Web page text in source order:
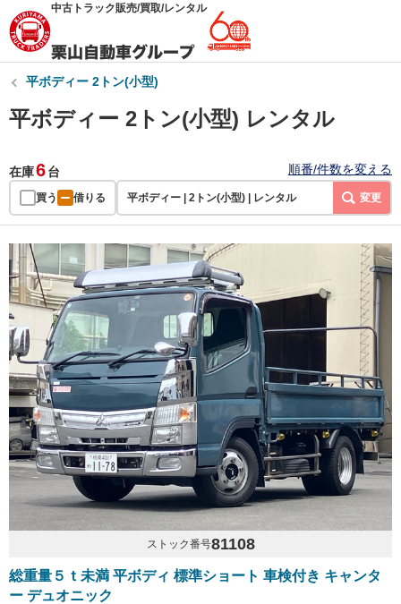
中古トラック販売/買取/レンタル
平ボディー 2トン(小型)
平ボディー 2トン(小型) レンタル
在庫6台 順番/件数を変える
買う 借りる 平ボディー | 2トン(小型) | レンタル 変更
ストック番号81108
総重量５ｔ未満 平ボディ 標準ショート 車検付き キャンタ
ー デュオニック